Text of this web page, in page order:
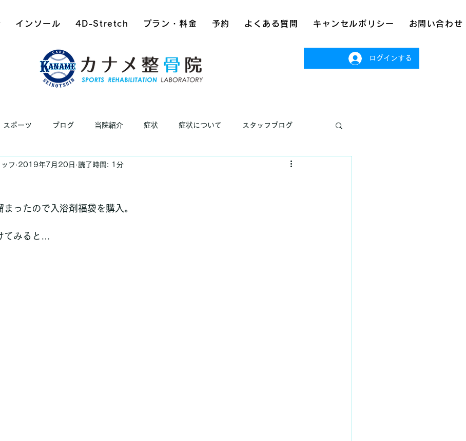
インソール 4D-Stretch プラン・料金 予約 よくある質問 キャンセルポリシー お問い合わせ
ログインする
スポーツ ブログ 当院紹介 症状 症状について スタッフブログ
フ 2019年7月20日 読了時間: 1分
ったので入浴剤福袋を購入。
てみると…